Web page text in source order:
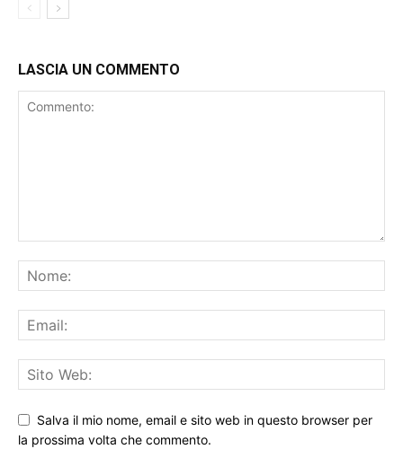
LASCIA UN COMMENTO
Salva il mio nome, email e sito web in questo browser per
la prossima volta che commento.